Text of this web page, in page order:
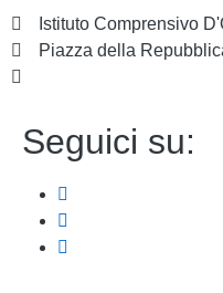
Istituto Comprensivo
Piazza della
Seguici su: